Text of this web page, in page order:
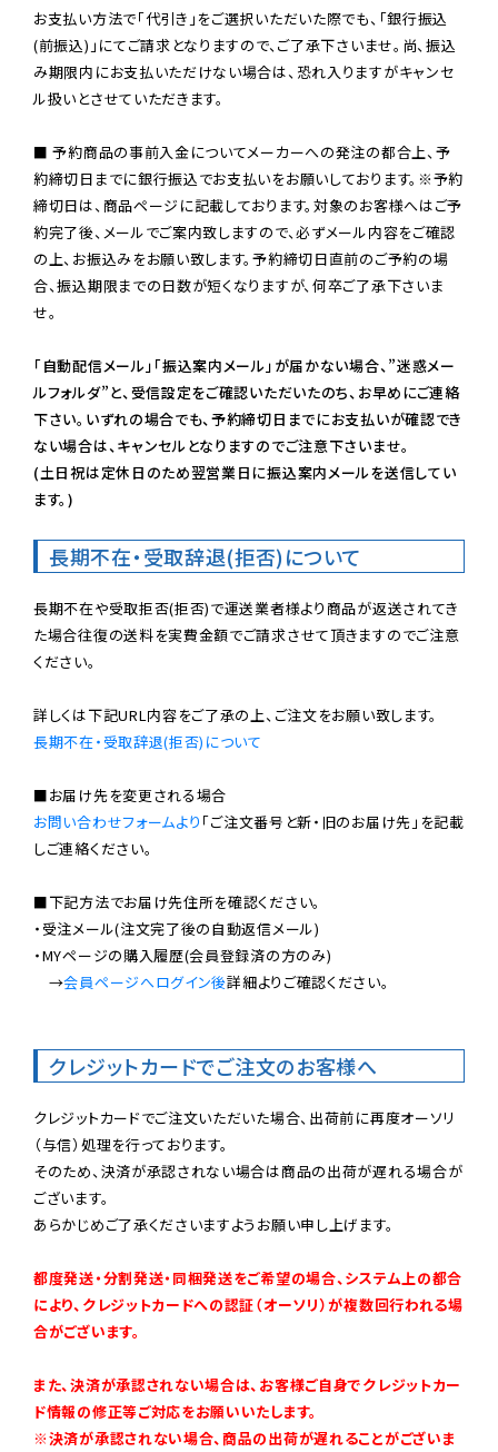
お支払い方法で「代引き」をご選択いただいた際でも、「銀行振込
(前振込)」にてご請求となりますので、ご了承下さいませ。尚、振込
み期限内にお支払いただけない場合は、恐れ入りますがキャンセ
ル扱いとさせていただきます。
■ 予約商品の事前入金についてメーカーへの発注の都合上、予
約締切日までに銀行振込でお支払いをお願いしております。※予約
締切日は、商品ページに記載しております。対象のお客様へはご予
約完了後、メールでご案内致しますので、必ずメール内容をご確認
の上、お振込みをお願い致します。予約締切日直前のご予約の場
合、振込期限までの日数が短くなりますが、何卒ご了承下さいま
せ。
「自動配信メール」「振込案内メール」が届かない場合、”迷惑メー
ルフォルダ”と、受信設定をご確認いただいたのち、お早めにご連絡
下さい。いずれの場合でも、予約締切日までにお支払いが確認でき
ない場合は、キャンセルとなりますのでご注意下さいませ。
(土日祝は定休日のため翌営業日に振込案内メールを送信してい
ます。)
長期不在・受取辞退(拒否)について
長期不在や受取拒否(拒否)で運送業者様より商品が返送されてき
た場合往復の送料を実費金額でご請求させて頂きますのでご注意
ください。
長期不在・受取辞退(拒否)について
お問い合わせフォームより 「ご注文番号と新・旧のお届け先」を記載
しご連絡ください。
■下記方法でお届け先住所を確認ください。
・受注メール(注文完了後の自動返信メール)
・MYページの購入履歴(会員登録済の方のみ)
→会員ページへログイン後詳細よりご確認ください。
クレジットカードでご注文のお客様へ
クレジットカードでご注文いただいた場合、出荷前に再度オーソリ
（与信）処理を行っております。
そのため、決済が承認されない場合は商品の出荷が遅れる場合が
ございます。
あらかじめご了承くださいますようお願い申し上げます。
都度発送・分割発送・同梱発送をご希望の場合、システム上の都合
により、クレジットカードへの認証（オーソリ）が複数回行われる場
合がございます。
また、決済が承認されない場合は、お客様ご自身でクレジットカー
ド情報の修正等ご対応をお願いいたします。
※決済が承認されない場合、商品の出荷が遅れることがございま